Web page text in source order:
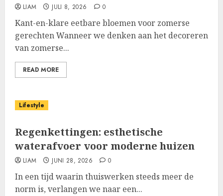
LIAM JULI 8, 2026 0
Kant-en-klare eetbare bloemen voor zomerse
gerechten Wanneer we denken aan het decoreren
van zomerse...
READ MORE
Lifestyle
Regenkettingen: esthetische
waterafvoer voor moderne huizen
LIAM JUNI 28, 2026 0
In een tijd waarin thuiswerken steeds meer de
norm is, verlangen we naar een...